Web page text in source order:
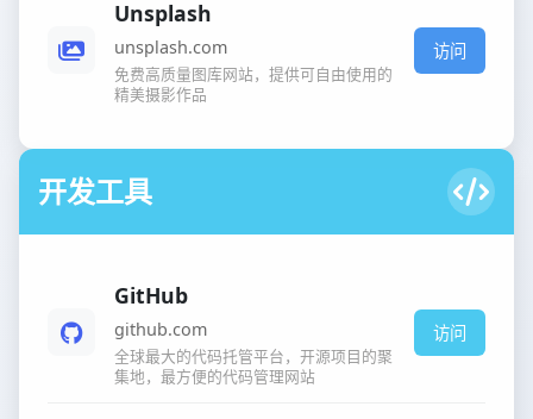
Unsplash
unsplash.com
免费高质量图库网站，提供可自由使用的
精美摄影作品
访问
开发工具
GitHub
github.com
全球最大的代码托管平台，开源项目的聚
集地，最方便的代码管理网站
访问